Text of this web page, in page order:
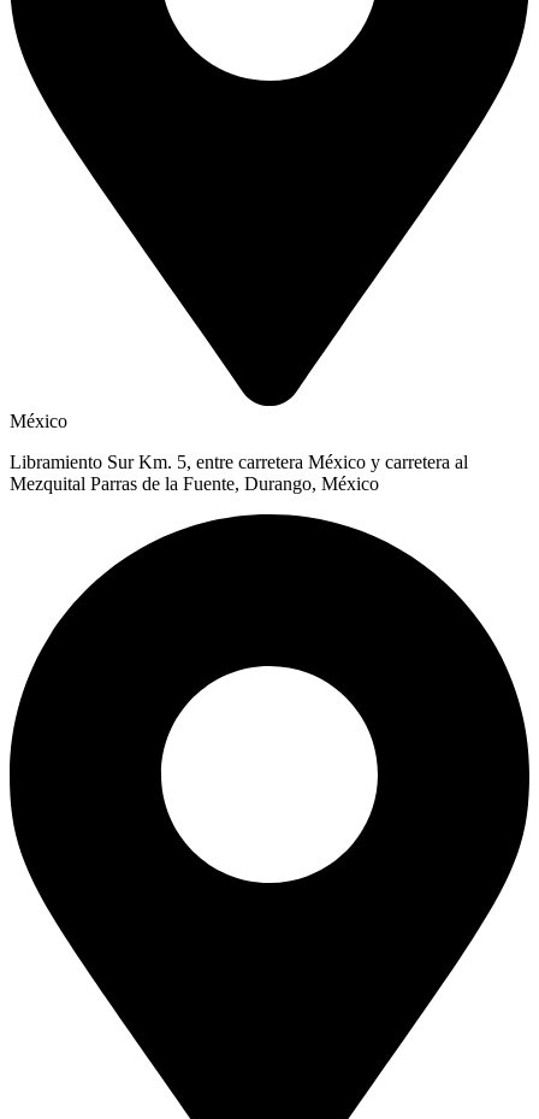
México
Libramiento Sur Km. 5, entre carretera México y carretera al
Mezquital Parras de la Fuente, Durango, México